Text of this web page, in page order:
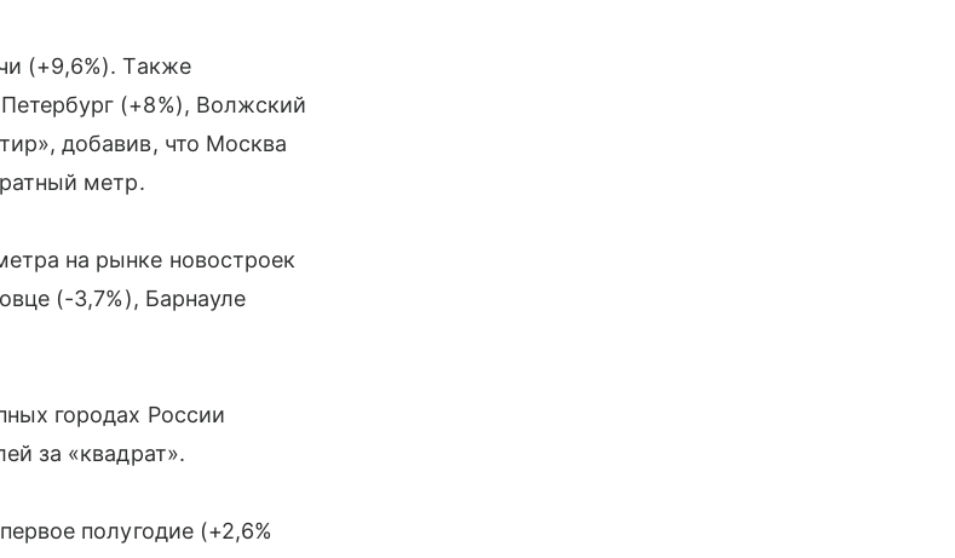
(+9,6%). Также
(+8%), Волжский
добавив, что Москва
метр.
на рынке новостроек
(-3,7%), Барнауле
городах России
за «квадрат».
полугодие (+2,6%